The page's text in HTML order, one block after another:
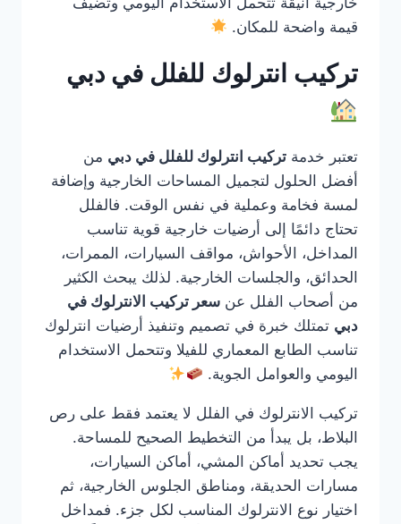
قيمة واضحة للمكان.
تركيب انترلوك للفلل في دبي
تعتبر خدمة تركيب انترلوك للفلل في دبي من
أفضل الحلول لتجميل المساحات الخارجية وإضافة
لمسة فخامة وعملية في نفس الوقت. فالفلل
تحتاج دائمًا إلى أرضيات خارجية قوية تناسب
المداخل، الأحواش، مواقف السيارات، الممرات،
الحدائق، والجلسات الخارجية. لذلك يبحث الكثير
من أصحاب الفلل عن سعر تركيب الانترلوك في
دبي تمتلك خبرة في تصميم وتنفيذ أرضيات انترلوك
تناسب الطابع المعماري للفيلا وتتحمل الاستخدام
اليومي والعوامل الجوية.
تركيب الانترلوك في الفلل لا يعتمد فقط على رص
البلاط، بل يبدأ من التخطيط الصحيح للمساحة.
يجب تحديد أماكن المشي، أماكن السيارات،
مسارات الحديقة، ومناطق الجلوس الخارجية، ثم
اختيار نوع الانترلوك المناسب لكل جزء. فمداخل